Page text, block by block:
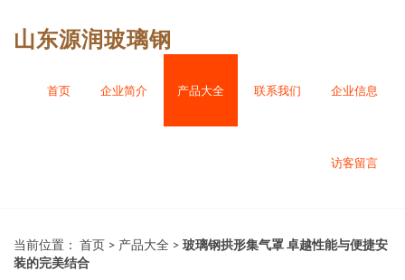
山东源润玻璃钢
首页 企业简介 产品大全 联系我们 企业信息
访客留言
当前位置： 首页 > 产品大全 > 玻璃钢拱形集气罩 卓越性能与便捷安
装的完美结合